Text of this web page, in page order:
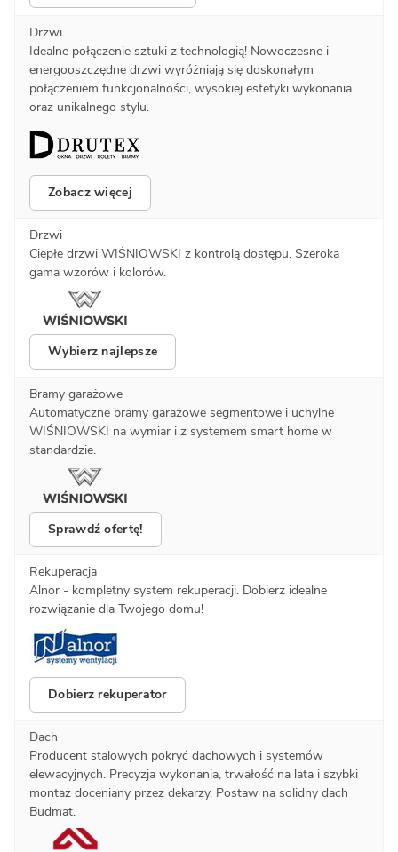
Drzwi
Idealne połączenie sztuki z technologią! Nowoczesne i
energooszczędne drzwi wyróżniają się doskonałym
połączeniem funkcjonalności, wysokiej estetyki wykonania
oraz unikalnego stylu.
Zobacz więcej
Drzwi
Ciepłe drzwi WIŚNIOWSKI z kontrolą dostępu. Szeroka
gama wzorów i kolorów.
Wybierz najlepsze
Bramy garażowe
Automatyczne bramy garażowe segmentowe i uchylne
WIŚNIOWSKI na wymiar i z systemem smart home w
standardzie.
Sprawdź ofertę!
Rekuperacja
Alnor - kompletny system rekuperacji. Dobierz idealne
rozwiązanie dla Twojego domu!
Dobierz rekuperator
Dach
Producent stalowych pokryć dachowych i systemów
elewacyjnych. Precyzja wykonania, trwałość na lata i szybki
montaż doceniany przez dekarzy. Postaw na solidny dach
Budmat.